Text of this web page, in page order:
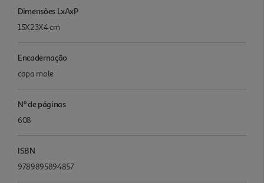
Dimensões LxAxP
15X23X4 cm
Encadernação
capa mole
Nº de páginas
608
ISBN
9789895894857